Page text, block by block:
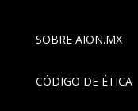
SOBRE AION.MX
CÓDIGO DE ÉTICA